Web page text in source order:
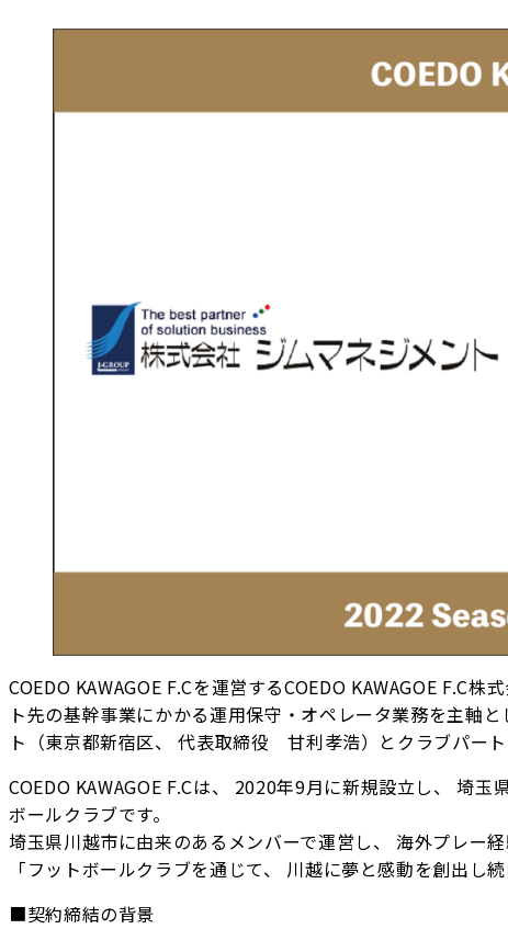
COEDO KAWAGOE F.Cを運営するCOEDO KAWAGOE F.C
ト先の基幹事業にかかる運用保守・オペレータ業務を主軸
ト（東京都新宿区、 代表取締役 甘利孝浩）とクラブパー
COEDO KAWAGOE F.Cは、 2020年9月に新規設立し、 埼
ボールクラブです。
埼玉県川越市に由来のあるメンバーで運営し、 海外プレー
「フットボールクラブを通じて、 川越に夢と感動を創出し
■契約締結の背景